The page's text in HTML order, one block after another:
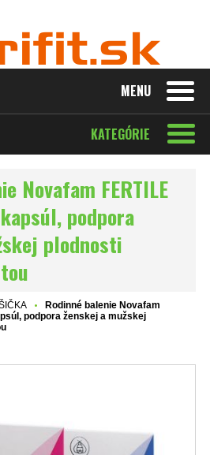
MENU
KATEGÓRIE
Novafam FERTILE
podpora
plodnosti
Rodinné balenie Novafam
podpora ženskej a mužskej